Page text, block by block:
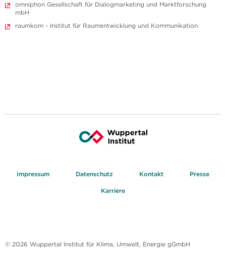
omniphon Gesellschaft für Dialogmarketing und Marktforschung
mbH
raumkom - Institut für Raumentwicklung und Kommunikation
Impressum Datenschutz Kontakt Presse
Karriere
© 2026 Wuppertal Institut für Klima, Umwelt, Energie gGmbH